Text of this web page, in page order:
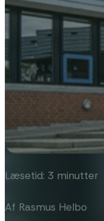
Læsetid: 3 minutter
Af Rasmus Helbo